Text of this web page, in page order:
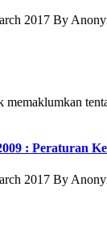
2017 By
: Peraturan
2017 By